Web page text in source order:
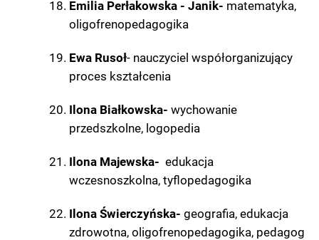
Emilia Perłakowska - Janik- matematyka,
oligofrenopedagogika
Ewa Rusoł- nauczyciel współorganizujący
proces kształcenia
Ilona Białkowska-wychowanie
przedszkolne, logopedia
Ilona Majewska- edukacja
wczesnoszkolna, tyflopedagogika
Ilona Świerczyńska- geografia, edukacja
zdrowotna, oligofrenopedagogika, pedagog